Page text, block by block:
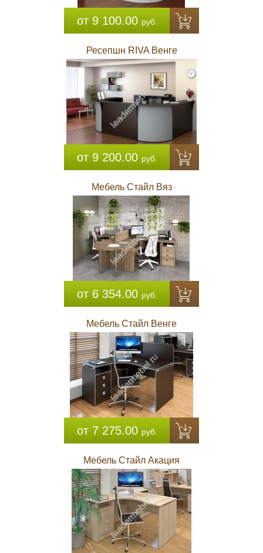
от 9 100.00 руб.
Ресепшн RIVA Венге
от 9 200.00 руб.
Мебель Стайл Вяз
от 6 354.00 руб.
Мебель Стайл Венге
от 7 275.00 руб.
Мебель Стайл Акация